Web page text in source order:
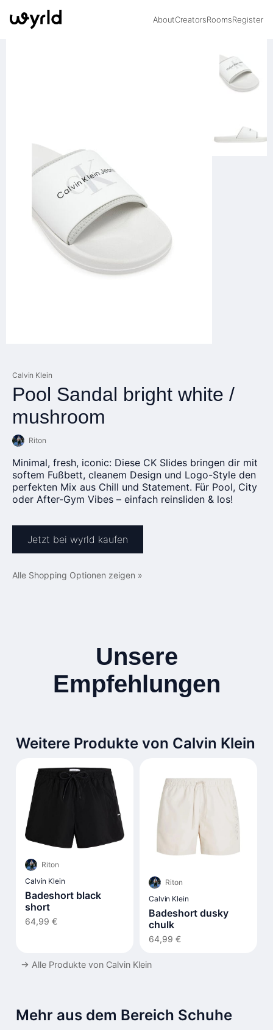
AboutCreatorsRoomsRegister
Calvin Klein
Pool Sandal bright white /
mushroom
Riton
Minimal, fresh, iconic: Diese CK Slides bringen dir mit
softem Fußbett, cleanem Design und Logo-Style den
perfekten Mix aus Chill und Statement. Für Pool, City
oder After-Gym Vibes – einfach reinsliden & los!
Jetzt bei wyrld kaufen
Alle Shopping Optionen zeigen »
Unsere
Empfehlungen
Weitere Produkte von Calvin Klein
Riton
Calvin Klein
Badeshort black
short
64,99 €
Riton
Calvin Klein
Badeshort dusky
chulk
64,99 €
→ Alle Produkte von Calvin Klein
Mehr aus dem Bereich Schuhe